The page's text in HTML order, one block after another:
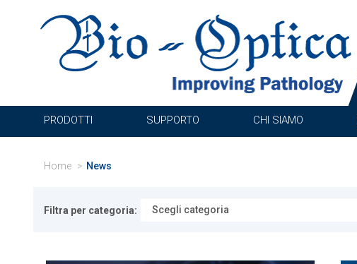
PRODOTTI SUPPORTO CHI SIAMO
Home News
Filtra per categoria: